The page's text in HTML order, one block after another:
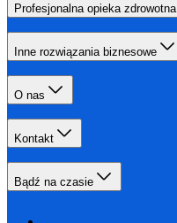
Profesjonalna opieka zdrowotna
Inne rozwiązania biznesowe
O nas
Kontakt
Bądź na czasie